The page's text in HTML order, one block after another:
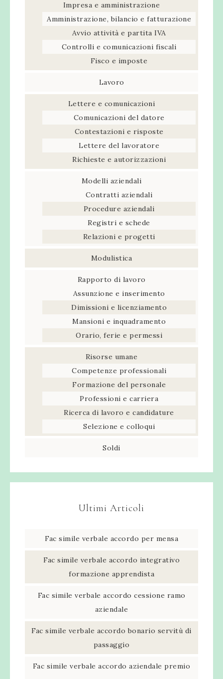
Impresa e amministrazione
Amministrazione, bilancio e fatturazione
Avvio attività e partita IVA
Controlli e comunicazioni fiscali
Fisco e imposte
Lavoro
Lettere e comunicazioni
Comunicazioni del datore
Contestazioni e risposte
Lettere del lavoratore
Richieste e autorizzazioni
Modelli aziendali
Contratti aziendali
Procedure aziendali
Registri e schede
Relazioni e progetti
Modulistica
Rapporto di lavoro
Assunzione e inserimento
Dimissioni e licenziamento
Mansioni e inquadramento
Orario, ferie e permessi
Risorse umane
Competenze professionali
Formazione del personale
Professioni e carriera
Ricerca di lavoro e candidature
Selezione e colloqui
Soldi
Ultimi Articoli
Fac simile verbale accordo per mensa​
Fac simile verbale accordo integrativo
formazione apprendista​
Fac simile verbale accordo cessione ramo
aziendale​
Fac simile verbale accordo bonario servitù di
passaggio​
Fac simile verbale accordo aziendale premio